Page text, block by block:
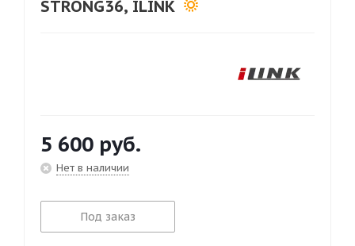
STRONG36, ILINK
5 600 руб.
Нет в наличии
Под заказ